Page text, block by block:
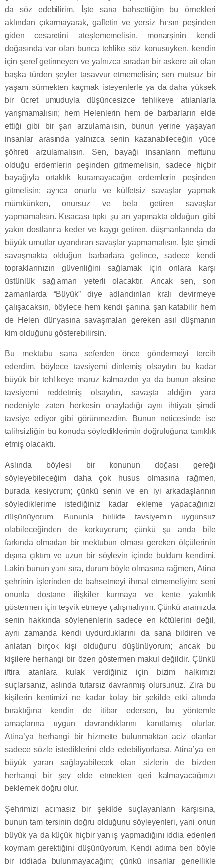
da söz edebilirim. İşte sana bahsettiğim bu örnekleri
aklından çıkarmayarak, gafletin ve yersiz hırsın peşinden
giden cesaretini ateşlememelisin, monarşinin kendi
doğasında var olan bunca tehlike söz konusuyken, kendin
için şeref getirmeyen ve yalnızca sıradan bir askere ait olan
başka türden şeyler tasavvur etmemelisin; sen mutsuz bir
yaşam sürmekten kaçmak isteyenlerle ya da daha yüksek
bir ücret umuduyla düşüncesizce tehlikeye atılanlarla
yarışmamalısın; hem Helenlerin hem de barbarların elde
ettiği gibi bir şan arzulamalısın, bunun yerine yaşayan
insanlar arasında yalnızca senin kazanabileceğin yüce
şöhreti arzulamalısın. Sen, bayağı insanların meftunu
olduğu erdemlerin peşinden gitmemelisin, sadece hiçbir
bayağıyla ortaklık kuramayacağın erdemlerin peşinden
gitmelisin; ayrıca onurlu ve külfetsiz savaşlar yapmak
mümkünken, onursuz ve bela getiren savaşlar
yapmamalısın. Kısacası tıpkı şu an yapmakta olduğun gibi
yakın dostlarına keder ve kaygı getiren, düşmanlarında da
büyük umutlar uyandıran savaşlar yapmamalısın. İşte şimdi
savaşmakta olduğun barbarlara gelince, sadece kendi
topraklarınızın güvenliğini sağlamak için onlara karşı
üstünlük sağlaman yeterli olacaktır. Ancak sen, son
zamanlarda “Büyük” diye adlandırılan kralı devirmeye
çalışacaksın, böylece hem kendi şanına şan katabilir hem
de Helen dünyasına savaşmaları gereken asıl düşmanın
kim olduğunu gösterebilirsin.
Bu mektubu sana seferden önce göndermeyi tercih
ederdim, böylece tavsiyemi dinlemiş olsaydın bu kadar
büyük bir tehlikeye maruz kalmazdın ya da bunun aksine
tavsiyemi reddetmiş olsaydın, savaşta aldığın yara
nedeniyle zaten herkesin onayladığı aynı ihtiyatı şimdi
tavsiye ediyor gibi görünmezdim. Bunun neticesinde ise
talihsizliğin bu konuda söylediklerimin doğruluğuna tanıklık
etmiş olacaktı.
Aslında böylesi bir konunun doğası gereği
söyleyebileceğim daha çok husus olmasına rağmen,
burada kesiyorum; çünkü senin ve en iyi arkadaşlarının
söylediklerime istediğiniz kadar ekleme yapacağınızı
düşünüyorum. Bununla birlikte tavsiyemin uygunsuz
olabileceğinden de korkuyorum; çünkü şu anda bile
farkında olmadan bir mektubun olması gereken ölçülerinin
dışına çıktım ve uzun bir söylevin içinde buldum kendimi.
Lakin bunun yanı sıra, durum böyle olmasına rağmen, Atina
şehrinin işlerinden de bahsetmeyi ihmal etmemeliyim; seni
onunla dostane ilişkiler kurmaya ve kente yakınlık
göstermen için teşvik etmeye çalışmalıyım. Çünkü aramızda
senin hakkında söylenenlerin sadece en kötülerini değil,
aynı zamanda kendi uydurduklarını da sana bildiren ve
anlatan birçok kişi olduğunu düşünüyorum; ancak bu
kişilere herhangi bir özen göstermen makul değildir. Çünkü
iftira atanlara kulak verdiğiniz için bizim halkımızı
suçlarsanız, aslında tutarsız davranmış olursunuz. Zira bu
kişilerin kentimizi ne kadar kolay bir şekilde etki altında
bıraktığına kendin de itibar edersen, bu yöntemle
amaçlarına uygun davrandıklarını kanıtlamış olurlar.
Atina’ya herhangi bir hizmette bulunmaktan aciz olanlar
sadece sözle istediklerini elde edebiliyorlarsa, Atina’ya en
büyük yararı sağlayabilecek olan sizlerin de bizden
herhangi bir şey elde etmekten geri kalmayacağınızı
beklemek doğru olur.
Şehrimizi acımasız bir şekilde suçlayanların karşısına,
bunun tam tersinin doğru olduğunu söyleyenleri, yani onun
büyük ya da küçük hiçbir yanlış yapmadığını iddia edenleri
koymam gerektiğini düşünüyorum. Kendi adıma ben böyle
bir iddiada bulunmayacağım; çünkü insanlar genellikle